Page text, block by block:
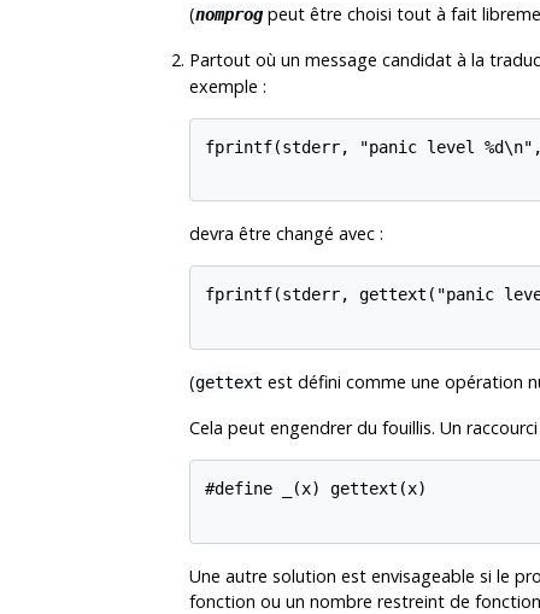
(nomprogpeut être choisi tout à fait
Partout où un message candidat à la
exemple :
fprintf(stderr, "panic level
devra être changé avec :
fprintf(stderr, gettext("panic
(gettext est défini comme une opération
Cela peut engendrer du fouillis. Un
#define _(x) gettext(x)
Une autre solution est envisageable si le
fonction ou un nombre restreint de